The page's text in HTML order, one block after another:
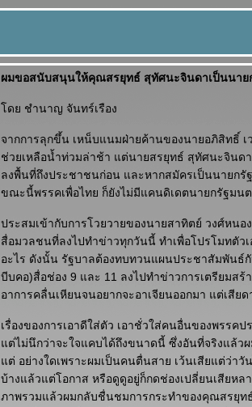
ผมขอสนับสนุนให้คุณสรยุทธ์ สุทัศนะจินดาเป็นนาย
ดย ชำนาญ จันทร์เรือง
จากการลุกขึ้น เหน็บแนมฝ่ายค้านของนายอภิสิทธิ์
ช่วยเหลือน้ำท่วมล่าช้า แต่นายสรยุทธ์ สุทัศนะจินด
ลงพื้นที่ถึงประชาชนก่อน และหากสมัครเป็นนายกรั
ขณะนี้พรรคเพื่อไทย ก็ยังไม่มีแคนดิเดตนายกรัฐมน
ประสมเข้ากับการโวยวายของนายสาทิตย์ วงศ์หน
สื่อมวลชนที่ลงไปทำข่าวทุกวันนี้ ทำเพื่อโปรโมทตัว
อะไร ดังนั้น รัฐบาลต้องทบทวนแผนประชาสัมพันธ์
บีบคอ)สื่อช่อง 9 และ 11 ลงไปทำข่าวการเตรียมส
อาการคลื่นเหียนจนอยากจะอาเจียนออกมา แต่เสีย
เรื่องของการเอาดีใส่ตัว เอาชั่วใส่คนอื่นของพรร
ต่ไม่นึกว่าจะใจแคบได้ถึงขนาดนี้ ซึ่งอันที่จริงแล้ว
ต่ อย่างใดเพราะผมเป็นคนตื่นสาย เว้นเสียแต่ว่า
บ้างแล้วแต่โอกาส หรือดูดูอยู่ก็กดช่องเปลี่ยนเสียห
ภาพรวมแล้วผมกลับชื่นชมการกระทำของคุณสรยุท